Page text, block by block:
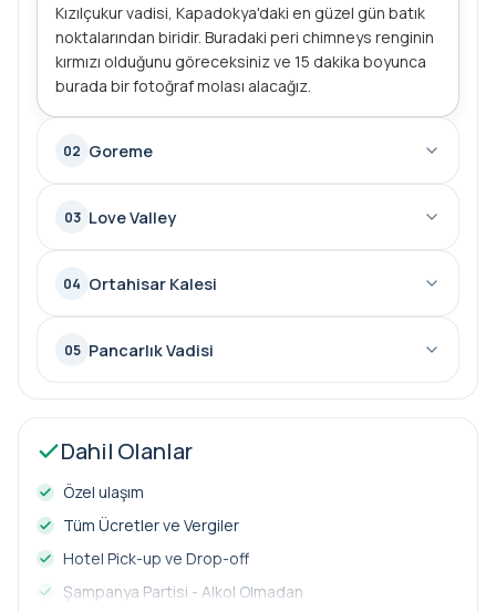
Kızılçukur vadisi, Kapadokya'daki en güzel gün batık
noktalarından biridir. Buradaki peri chimneys renginin
kırmızı olduğunu göreceksiniz ve 15 dakika boyunca
burada bir fotoğraf molası alacağız.
02 Goreme
03 Love Valley
04 Ortahisar Kalesi
05 Pancarlık Vadisi
Dahil Olanlar
Özel ulaşım
Tüm Ücretler ve Vergiler
Hotel Pick-up ve Drop-off
Şampanya Partisi - Alkol Olmadan